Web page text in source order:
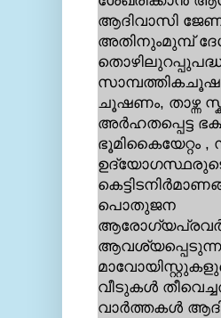
ആദിവാസി
അതിനുംമുമ്പ്
ചൂഷണം, താഴ്ന്ന
അര്‍ഹതപ്പെട്ട
ഭൂമികൈയേറ്റം ,
ഉദ്യോഗസ്ഥരുടെ
പൊതുജന
വീടുകള്‍
വാര്‍ത്തകള്‍